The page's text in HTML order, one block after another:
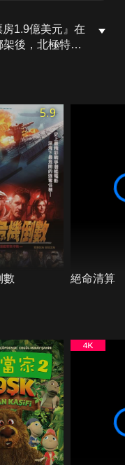
1.9億美元』在
後，北極特區
5.9
數 絕命清算